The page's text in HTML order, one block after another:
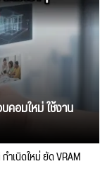
อมใหม่ ใช้งาน
ำเนิดใหม่ ยัด VRAM